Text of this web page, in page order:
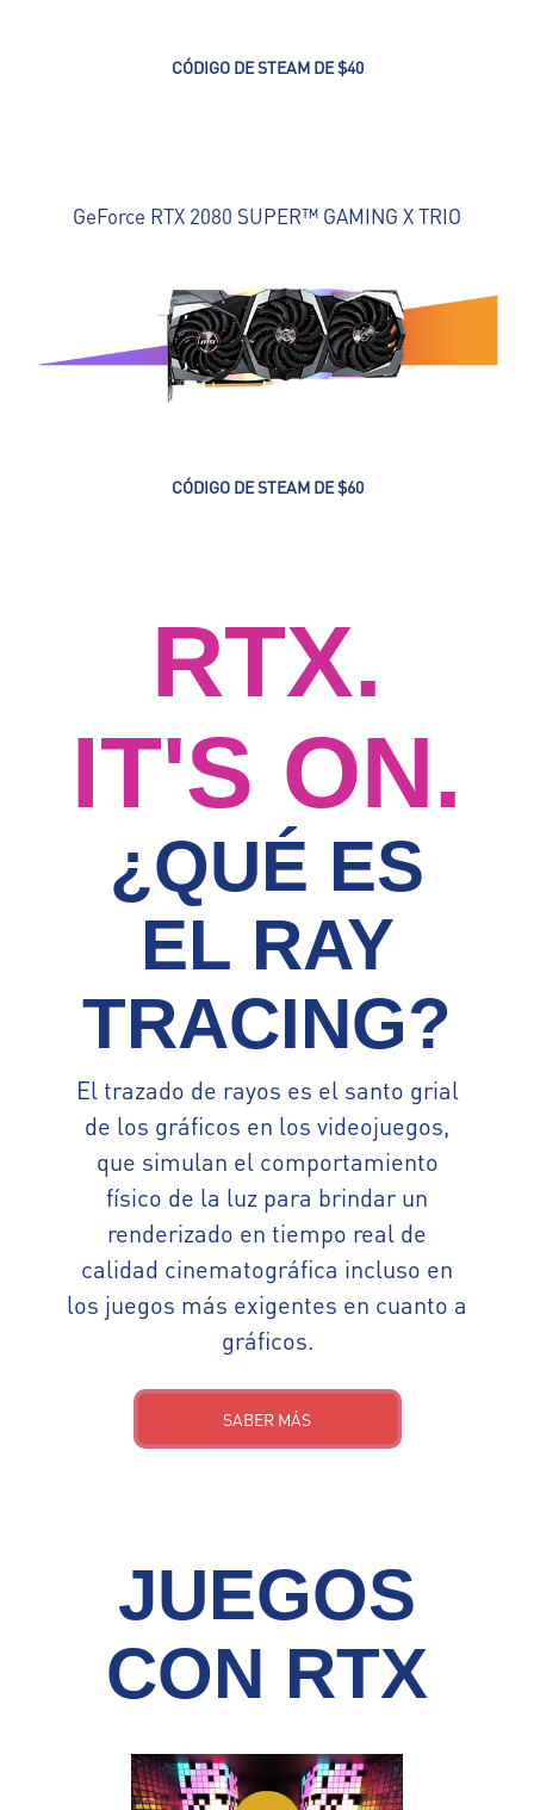
CÓDIGO DE STEAM DE $40
GeForce RTX 2080 SUPER™ GAMING X TRIO
CÓDIGO DE STEAM DE $60
RTX.
IT'S ON.
¿QUÉ ES
EL RAY
TRACING?
El trazado de rayos es el santo grial
de los gráficos en los videojuegos,
que simulan el comportamiento
físico de la luz para brindar un
renderizado en tiempo real de
calidad cinematográfica incluso en
los juegos más exigentes en cuanto a
gráficos.
SABER MÁS
JUEGOS
CON RTX